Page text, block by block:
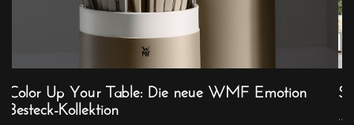
Color Up Your Table: Die neue WMF Emotion
Besteck-Kollektion ...